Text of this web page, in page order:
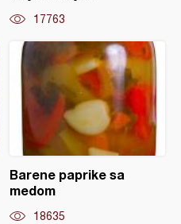
17763
Barene paprike sa
medom
18635